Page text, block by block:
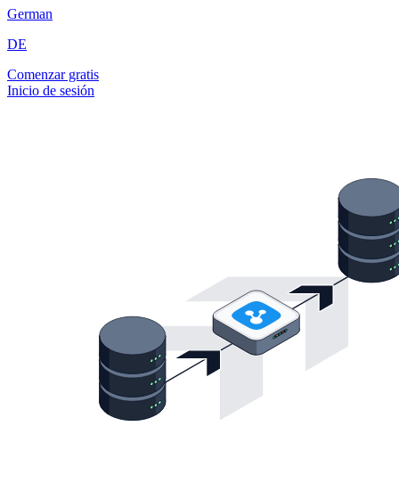
German
DE
Comenzar gratis
Inicio de sesión